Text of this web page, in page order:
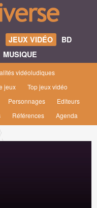
JEUX VIDÉO
BD
MUSIQUE
vidéoludiques
jeux
Top jeux vidéo
Personnages
Editeurs
Références Agenda